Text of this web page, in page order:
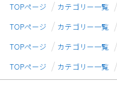
TOPページ
カテゴリー一覧
TOPページ
カテゴリー一覧
TOPページ
カテゴリー一覧
TOPページ
カテゴリー一覧